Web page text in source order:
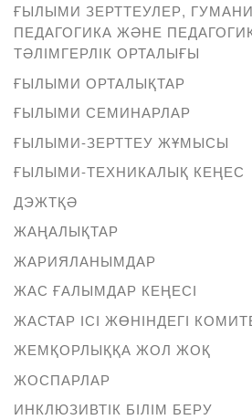
ҒЫЛЫМИ ЗЕРТТЕУЛЕР,
ПЕДАГОГИКА ЖӘНЕ
ТӘЛІМГЕРЛІК ОРТАЛЫҒЫ
ҒЫЛЫМИ ОРТАЛЫҚТАР
ҒЫЛЫМИ СЕМИНАРЛАР
ҒЫЛЫМИ-ЗЕРТТЕУ ЖҰМЫСЫ
ҒЫЛЫМИ-ТЕХНИКАЛЫҚ КЕҢЕС
ДЭЖТҚӘ
ЖАҢАЛЫҚТАР
ЖАРИЯЛАНЫМДАР
ЖАС ҒАЛЫМДАР КЕҢЕСІ
ЖАСТАР ІСІ ЖӨНІНДЕГІ
ЖЕМҚОРЛЫҚҚА ЖОЛ ЖОҚ
ЖОСПАРЛАР
ИНКЛЮЗИВТІК БІЛІМ БЕРУ